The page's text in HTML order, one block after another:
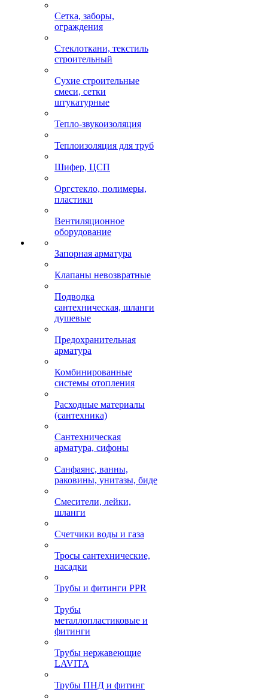
Сетка, заборы,
ограждения
Стеклоткани, текстиль
строительный
Сухие строительные
смеси, сетки
штукатурные
Тепло-звукоизоляция
Теплоизоляция для труб
Шифер, ЦСП
Оргстекло, полимеры,
пластики
Вентиляционное
оборудование
Запорная арматура
Клапаны невозвратные
Подводка
сантехническая, шланги
душевые
Предохранительная
арматура
Комбинированные
системы отопления
Расходные материалы
(сантехника)
Сантехническая
арматура, сифоны
Санфаянс, ванны,
раковины, унитазы, биде
Смесители, лейки,
шланги
Счетчики воды и газа
Тросы сантехнические,
насадки
Трубы и фитинги PPR
Трубы
металлопластиковые и
фитинги
Трубы нержавеющие
LAVITA
Трубы ПНД и фитинг